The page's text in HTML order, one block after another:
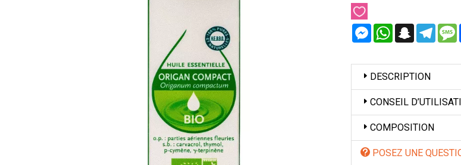
MessengerWhatsAppSnapchat
DESCRIPTION
CONSEIL
COMPOSITION
POSEZ UNE